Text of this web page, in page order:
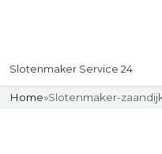
Slotenmaker Service 24
Home»Slotenmaker-